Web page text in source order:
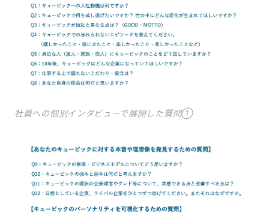
社員への個別インタビューで展開した質問①